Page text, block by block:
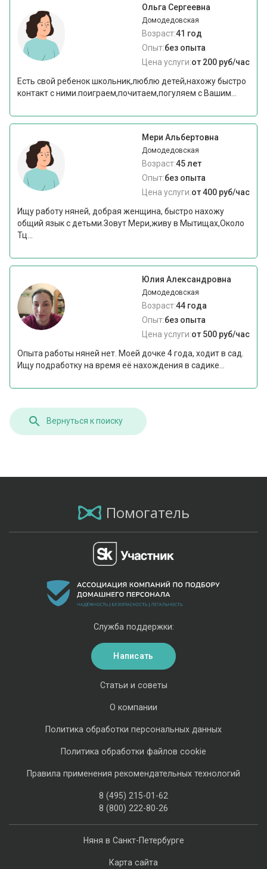
Ольга Сергеевна
Домодедовская
Возраст:41 год
Опыт:без опыта
Цена услуги:от 200 руб/час
Есть свой ребенок школьник,люблю детей,нахожу быстро
контакт с ними.поиграем,почитаем,погуляем с Вашим...
Мери Альбертовна
Домодедовская
Возраст:45 лет
Опыт:без опыта
Цена услуги:от 400 руб/час
Ищу работу няней, добрая женщина, быстро нахожу
общий язык с детьми.Зовут Мери,живу в Мытищах,Около
Тц...
Юлия Александровна
Домодедовская
Возраст:44 года
Опыт:без опыта
Цена услуги:от 500 руб/час
Опыта работы няней нет. Моей дочке 4 года, ходит в сад.
Ищу подработку на время её нахождения в садике...
Вернуться к поиску
Помогатель
Няня в Санкт-Петербурге
Карта сайта
Статьи и советы
О компании
Политика обработки персональных данных
Политика обработки файлов cookie
Правила применения рекомендательных технологий
8 (495) 215-01-62
8 (800) 222-80-26
Служба поддержки:
Написать